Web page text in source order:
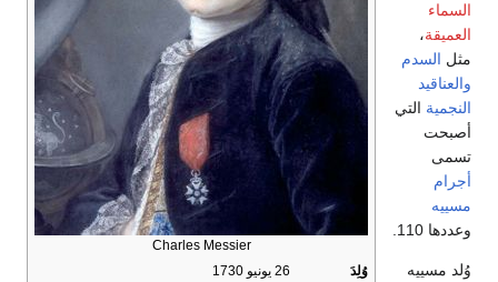
Charles Messier
وُلِدَ
26 يونيو 1730
السماء
العميقة،
مثل السدم
والعناقيد
النجمية التي
أصبحت
تسمى
أجرام
مسييه
وعددها 110.
وُلد مسييه